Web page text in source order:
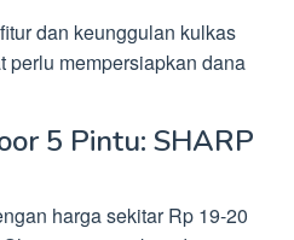
dan keunggulan kulkas
perlu mempersiapkan dana
5 Pintu: SHARP
harga sekitar Rp 19-20